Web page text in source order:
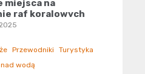
miejsca na
raf koralowych
Przewodniki
Turystyka
wodą